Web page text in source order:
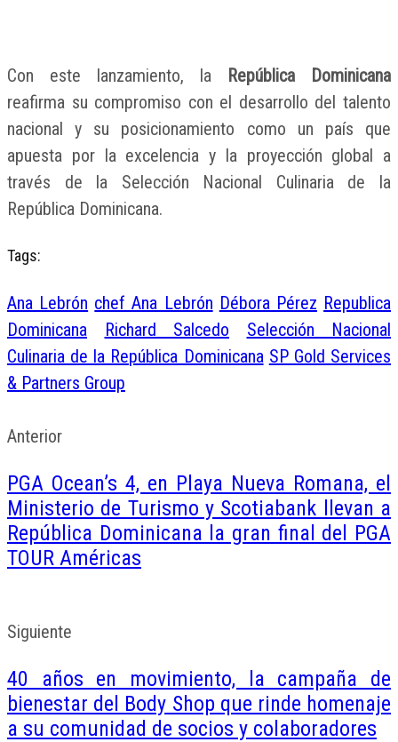
Con este lanzamiento, la República Dominicana
reafirma su compromiso con el desarrollo del talento
nacional y su posicionamiento como un país que
apuesta por la excelencia y la proyección global a
través de la Selección Nacional Culinaria de la
República Dominicana.
Tags:
Ana Lebrón chef Ana Lebrón Débora Pérez Republica
Dominicana
Richard Salcedo
Selección Nacional
Culinaria de la República Dominicana SP Gold Services
& Partners Group
Anterior
PGA Ocean’s 4, en Playa Nueva Romana, el
Ministerio de Turismo y Scotiabank llevan a
República Dominicana la gran final del PGA
TOUR Américas
Siguiente
40 años en movimiento, la campaña de
bienestar del Body Shop que rinde homenaje
a su comunidad de socios y colaboradores